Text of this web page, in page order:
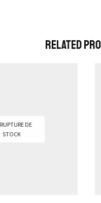
Related
RUPTURE DE
STOCK